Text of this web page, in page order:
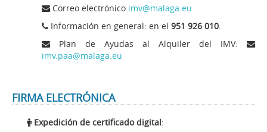
Correo electrónico imv@malaga.eu
Información en general: en el 951 926 010.
Plan de Ayudas al Alquiler del IMV:
imv.paa@malaga.eu
FIRMA ELECTRÓNICA
Expedición de certificado digital: